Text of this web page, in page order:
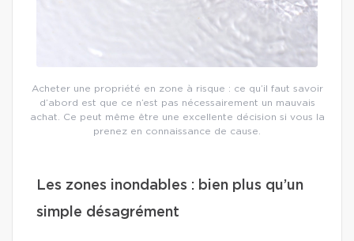
Acheter une propriété en zone à risque : ce qu’il faut savoir
d’abord est que ce n’est pas nécessairement un mauvais
achat. Ce peut même être une excellente décision si vous la
prenez en connaissance de cause.
Les zones inondables : bien plus qu’un
simple désagrément